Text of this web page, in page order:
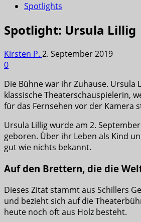
Spotlights
Spotlight: Ursula Lillig
Kirsten P. 2. September 2019
0
Die Bühne war ihr Zuhause. Ursula
klassische Theaterschauspielerin,
für das Fernsehen vor der Kamera
Ursula Lillig wurde am 2.
geboren. Über ihr Leben als Kind
gut wie nichts bekannt.
Auf den Brettern, die die
Dieses Zitat stammt aus Schillers
und bezieht sich auf die
heute noch oft aus Holz besteht.